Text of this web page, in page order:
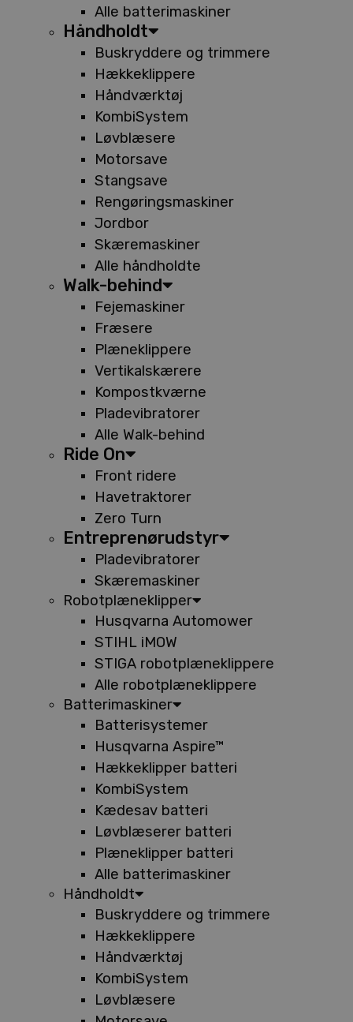
Alle batterimaskiner
Håndholdt
Buskryddere og trimmere
Hækkeklippere
Håndværktøj
KombiSystem
Løvblæsere
Motorsave
Stangsave
Rengøringsmaskiner
Jordbor
Skæremaskiner
Alle håndholdte
Walk-behind
Fejemaskiner
Fræsere
Plæneklippere
Vertikalskærere
Kompostkværne
Pladevibratorer
Alle Walk-behind
Ride On
Front ridere
Havetraktorer
Zero Turn
Entreprenørudstyr
Pladevibratorer
Skæremaskiner
Robotplæneklipper
Husqvarna Automower
STIHL iMOW
STIGA robotplæneklippere
Alle robotplæneklippere
Batterimaskiner
Batterisystemer
Husqvarna Aspire™
Hækkeklipper batteri
KombiSystem
Kædesav batteri
Løvblæserer batteri
Plæneklipper batteri
Alle batterimaskiner
Håndholdt
Buskryddere og trimmere
Hækkeklippere
Håndværktøj
KombiSystem
Løvblæsere